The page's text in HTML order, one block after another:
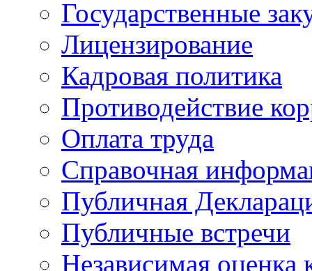
Государственные
Лицензирование
Кадровая политика
Противодействие
Оплата труда
Справочная
Публичная
Публичные встречи
Независимая оценка